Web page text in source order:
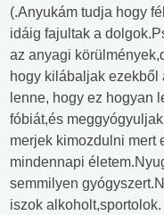
(.Anyukám tudja hogy
idáig fajultak a
az anyagi
hogy kilábaljak ezekből
lenne, hogy ez hogyan
fóbiát,és
merjek kimozdulni mert
mindennapi
semmilyen
iszok alkoholt,sportolok.